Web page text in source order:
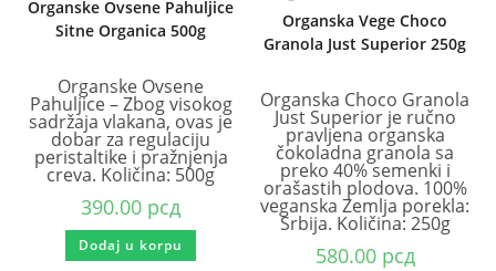
Organske Ovsene Pahuljice
Sitne Organica 500g
Organske Ovsene
Pahuljice – Zbog visokog
sadržaja vlakana, ovas je
dobar za regulaciju
peristaltike i pražnjenja
creva. Količina: 500g
390.00 рсд
Dodaj u korpu
Organska Vege Choco
Granola Just Superior 250g
Organska Choco Granola
Just Superior je ručno
pravljena organska
čokoladna granola sa
preko 40% semenki i
orašastih plodova. 100%
veganska Zemlja porekla:
Srbija. Količina: 250g
580.00 рсд